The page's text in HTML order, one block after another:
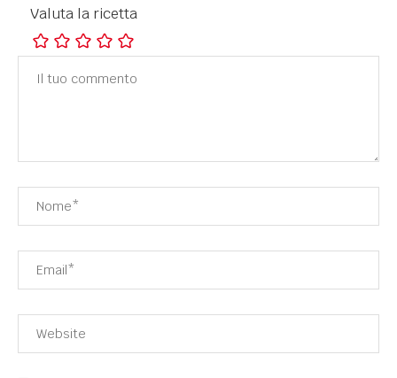
Valuta la ricetta